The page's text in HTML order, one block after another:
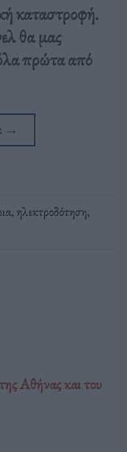
καταστροφή.
θα μας
πρώτα από
→
,ηλεκτροδότηση,
Αθήνας και του